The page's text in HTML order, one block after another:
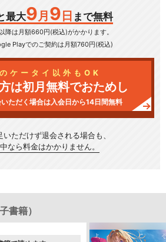
最大9 月 9 日 まで無料
降は月額660円(税込)がかかります。
Playでのご契約は月額760円(税込)
ケータイ以外もOK
は初月無料でおためし
ただく場合は入会日から14日間無料
いただけず退会される場合も、
なら料金はかかりません。
書籍）